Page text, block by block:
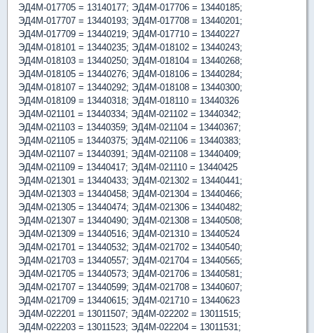
ЭД4М-017705 = 13140177; ЭД4М-017706 = 13440185;
ЭД4М-017707 = 13440193; ЭД4М-017708 = 13440201;
ЭД4М-017709 = 13440219; ЭД4М-017710 = 13440227
ЭД4М-018101 = 13440235; ЭД4М-018102 = 13440243;
ЭД4М-018103 = 13440250; ЭД4М-018104 = 13440268;
ЭД4М-018105 = 13440276; ЭД4М-018106 = 13440284;
ЭД4М-018107 = 13440292; ЭД4М-018108 = 13440300;
ЭД4М-018109 = 13440318; ЭД4М-018110 = 13440326
ЭД4М-021101 = 13440334; ЭД4М-021102 = 13440342;
ЭД4М-021103 = 13440359; ЭД4М-021104 = 13440367;
ЭД4М-021105 = 13440375; ЭД4М-021106 = 13440383;
ЭД4М-021107 = 13440391; ЭД4М-021108 = 13440409;
ЭД4М-021109 = 13440417; ЭД4М-021110 = 13440425
ЭД4М-021301 = 13440433; ЭД4М-021302 = 13440441;
ЭД4М-021303 = 13440458; ЭД4М-021304 = 13440466;
ЭД4М-021305 = 13440474; ЭД4М-021306 = 13440482;
ЭД4М-021307 = 13440490; ЭД4М-021308 = 13440508;
ЭД4М-021309 = 13440516; ЭД4М-021310 = 13440524
ЭД4М-021701 = 13440532; ЭД4М-021702 = 13440540;
ЭД4М-021703 = 13440557; ЭД4М-021704 = 13440565;
ЭД4М-021705 = 13440573; ЭД4М-021706 = 13440581;
ЭД4М-021707 = 13440599; ЭД4М-021708 = 13440607;
ЭД4М-021709 = 13440615; ЭД4М-021710 = 13440623
ЭД4М-022201 = 13011507; ЭД4М-022202 = 13011515;
ЭД4М-022203 = 13011523; ЭД4М-022204 = 13011531;